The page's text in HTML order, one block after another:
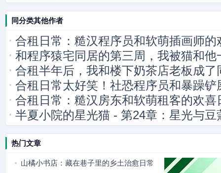
同分类其他作者
合租日常：糙汉程序员和软萌插画师的
和程序猿宅同居的第三周，我被猫和他
合租半年后，我和楼下奶茶店老板成了
合租日常太好笑！社恐程序员和暴躁铲
合租日常：糙汉房东和软萌租客的欢喜
半夏小院的星光猫 - 第24章：星光与豆
热门文章
山橘小书店：藏在巷子里的乡土治愈日常